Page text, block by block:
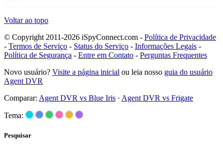
Voltar ao topo
© Copyright 2011-2026 iSpyConnect.com - Política de Privacidade
- Termos de Serviço - Status do Serviço - Informações Legais -
Política de Segurança - Entre em Contato - Perguntas Frequentes
Novo usuário? Visite a página inicial ou leia nosso guia do usuário
Agent DVR
Comparar: Agent DVR vs Blue Iris · Agent DVR vs Frigate
Tema:
Pesquisar